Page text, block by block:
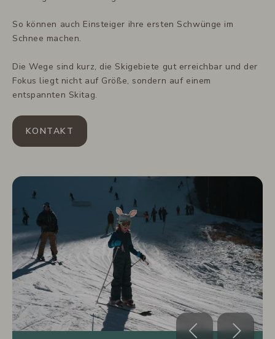
So können auch Einsteiger ihre ersten Schwünge im
Schnee machen.
Die Wege sind kurz, die Skigebiete gut erreichbar und der
Fokus liegt nicht auf Größe, sondern auf einem
entspannten Skitag.
KONTAKT